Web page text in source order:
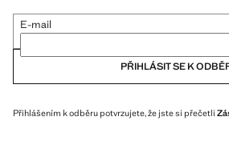
E-mail
PŘIHLÁSIT SE K
Přihlášením k odběru potvrzujete, že jste si přečetli